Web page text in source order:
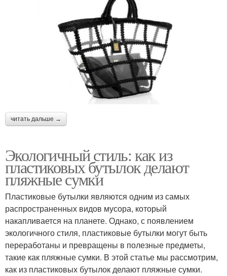
читать дальше →
Экологичный стиль: как из
пластиковых бутылок делают
пляжные сумки
Пластиковые бутылки являются одним из самых
распространенных видов мусора, который
накапливается на планете. Однако, с появлением
экологичного стиля, пластиковые бутылки могут быть
переработаны и превращены в полезные предметы,
такие как пляжные сумки. В этой статье мы рассмотрим,
как из пластиковых бутылок делают пляжные сумки.